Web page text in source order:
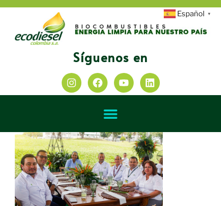
Síguenos en
Español ▼